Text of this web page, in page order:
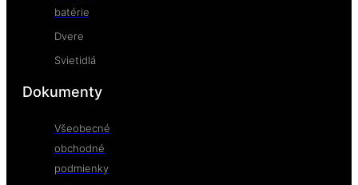
batérie
Dvere
Svietidlá
Dokumenty
Všeobecné
obchodné
podmienky